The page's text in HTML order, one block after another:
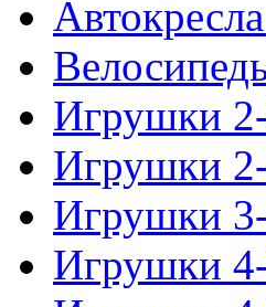
Игрушки
Игрушки
Игрушки
Игрушки